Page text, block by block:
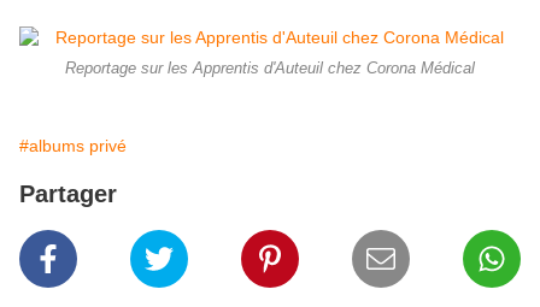
Reportage sur les Apprentis d'Auteuil chez Corona Médical
#albums privé
Partager